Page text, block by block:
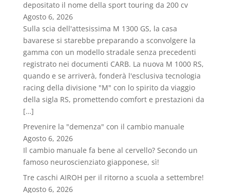
depositato il nome della sport touring da 200 cv
Agosto 6, 2026
Sulla scia dell'attesissima M 1300 GS, la casa
bavarese si starebbe preparando a sconvolgere la
gamma con un modello stradale senza precedenti
registrato nei documenti CARB. La nuova M 1000 RS,
quando e se arriverà, fonderà l'esclusiva tecnologia
racing della divisione "M" con lo spirito da viaggio
della sigla RS, promettendo comfort e prestazioni da
[…]
Prevenire la "demenza" con il cambio manuale
Agosto 6, 2026
Il cambio manuale fa bene al cervello? Secondo un
famoso neuroscienziato giapponese, sì!
Tre caschi AIROH per il ritorno a scuola a settembre!
Agosto 6, 2026